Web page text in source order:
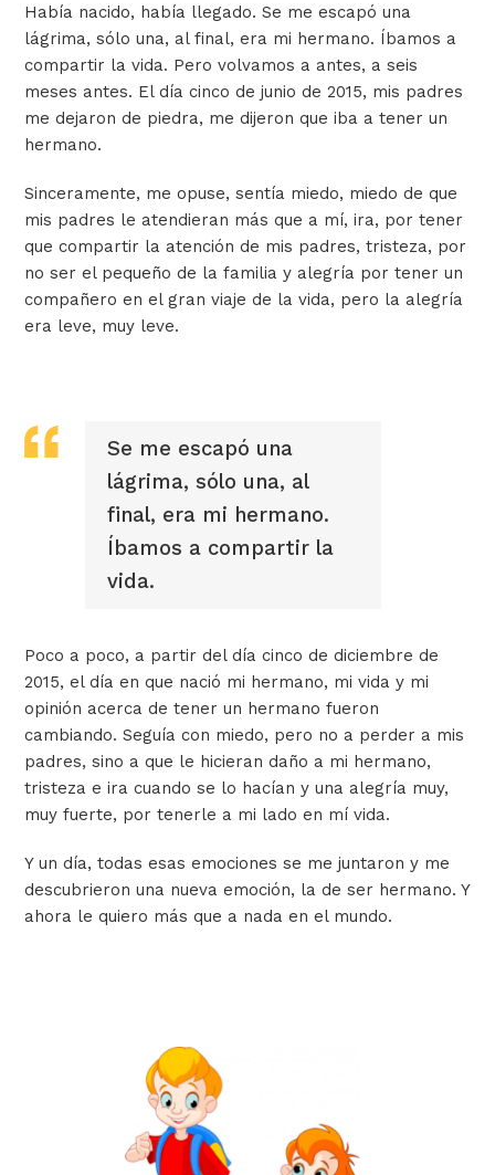
Había nacido, había llegado. Se me escapó una
lágrima, sólo una, al final, era mi hermano. Íbamos a
compartir la vida. Pero volvamos a antes, a seis
meses antes. El día cinco de junio de 2015, mis padres
me dejaron de piedra, me dijeron que iba a tener un
hermano.
Sinceramente, me opuse, sentía miedo, miedo de que
mis padres le atendieran más que a mí, ira, por tener
que compartir la atención de mis padres, tristeza, por
no ser el pequeño de la familia y alegría por tener un
compañero en el gran viaje de la vida, pero la alegría
era leve, muy leve.
Se me escapó una
lágrima, sólo una, al
final, era mi hermano.
Íbamos a compartir la
vida.
Poco a poco, a partir del día cinco de diciembre de
2015, el día en que nació mi hermano, mi vida y mi
opinión acerca de tener un hermano fueron
cambiando. Seguía con miedo, pero no a perder a mis
padres, sino a que le hicieran daño a mi hermano,
tristeza e ira cuando se lo hacían y una alegría muy,
muy fuerte, por tenerle a mi lado en mí vida.
Y un día, todas esas emociones se me juntaron y me
descubrieron una nueva emoción, la de ser hermano. Y
ahora le quiero más que a nada en el mundo.